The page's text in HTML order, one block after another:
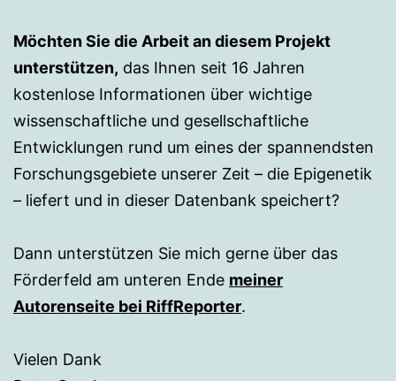
Möchten Sie die Arbeit an diesem Projekt
unterstützen, das Ihnen seit 16 Jahren
kostenlose Informationen über wichtige
wissenschaftliche und gesellschaftliche
Entwicklungen rund um eines der spannendsten
Forschungsgebiete unserer Zeit – die Epigenetik
– liefert und in dieser Datenbank speichert?
Dann unterstützen Sie mich gerne über das
Förderfeld am unteren Ende meiner
Autorenseite bei RiffReporter.
Vielen Dank